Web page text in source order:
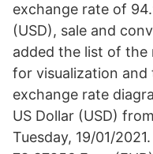
exchange rate of
(USD), sale and
added the list of the
for visualization
exchange rate
US Dollar (USD)
Tuesday, 19/01/